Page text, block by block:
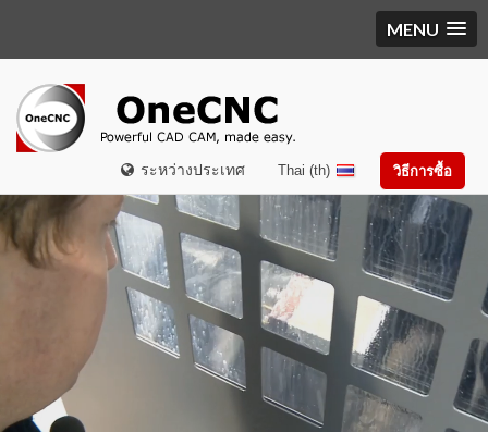
MENU
ระหว่างประเทศ วิธีการซื้อ
Thai (th)